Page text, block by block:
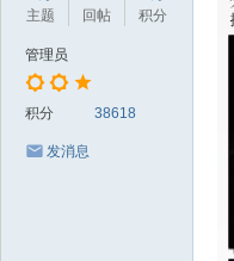
主题
回帖
积分
管理员
积分 38618
发消息